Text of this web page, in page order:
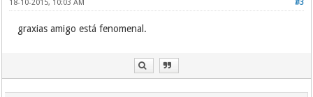
#3
18-10-2015, 10:03 AM
graxias amigo está fenomenal.